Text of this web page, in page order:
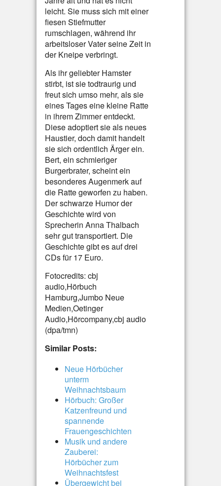
leicht. Sie muss sich mit einer
fiesen Stiefmutter
rumschlagen, während ihr
arbeitsloser Vater seine Zeit in
der Kneipe verbringt.
Als ihr geliebter Hamster
stirbt, ist sie todtraurig und
freut sich umso mehr, als sie
eines Tages eine kleine Ratte
in ihrem Zimmer entdeckt.
Diese adoptiert sie als neues
Haustier, doch damit handelt
sie sich ordentlich Ärger ein.
Bert, ein schmieriger
Burgerbrater, scheint ein
besonderes Augenmerk auf
die Ratte geworfen zu haben.
Der schwarze Humor der
Geschichte wird von
Sprecherin Anna Thalbach
sehr gut transportiert. Die
Geschichte gibt es auf drei
CDs für 17 Euro.
Fotocredits: cbj
audio,Hörbuch
Hamburg,Jumbo Neue
Medien,Oetinger
Audio,Hörcompany,cbj audio
(dpa/tmn)
Similar Posts:
Neue Hörbücher
unterm
Weihnachtsbaum
Hörbuch: Großer
Katzenfreund und
spannende
Frauengeschichten
Musik und andere
Zauberei:
Hörbücher zum
Weihnachtsfest
Übergewicht bei